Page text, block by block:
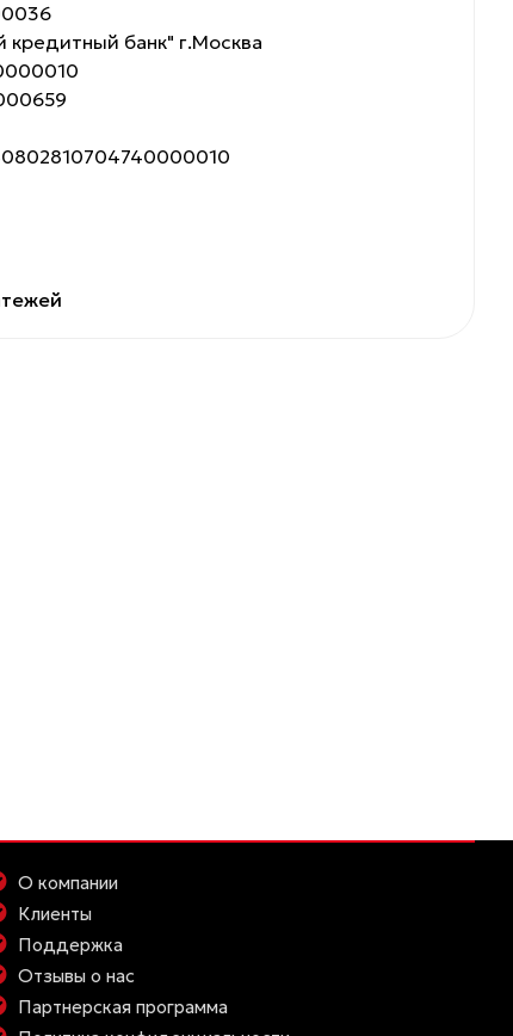
кредитный банк" г.Москва
О компании
Клиенты
Поддержка
Отзывы о нас
Партнерская программа